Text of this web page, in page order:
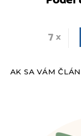
7
AK SA VÁM